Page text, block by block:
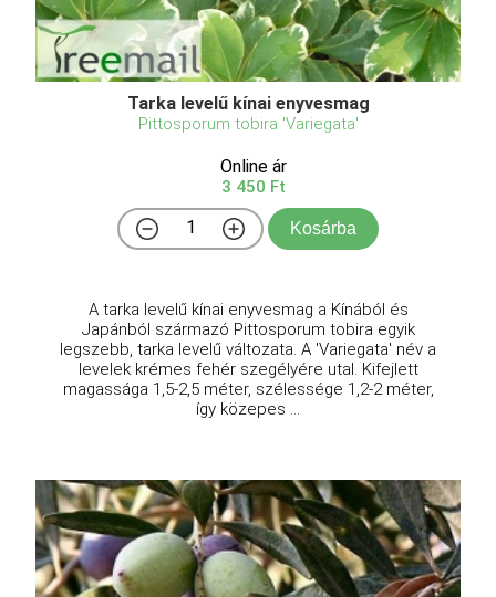
Tarka levelű kínai enyvesmag
Pittosporum tobira 'Variegata'
Online ár
3 450 Ft
Kosárba
A tarka levelű kínai enyvesmag a Kínából és
Japánból származó Pittosporum tobira egyik
legszebb, tarka levelű változata. A 'Variegata' név a
levelek krémes fehér szegélyére utal. Kifejlett
magassága 1,5-2,5 méter, szélessége 1,2-2 méter,
így közepes ...